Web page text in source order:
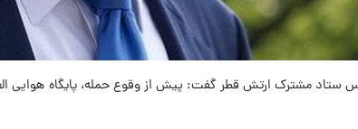
ستاد مشترک ارتش قطر گفت: پیش از وقوع حمله، پایگاه هوایی